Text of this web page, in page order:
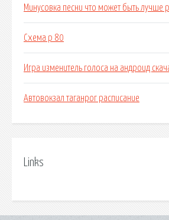
Минусовка песни что может быть лучше
Схема р 80
Игра изменитель голоса на андроид
Автовокзал таганрог расписание
Links